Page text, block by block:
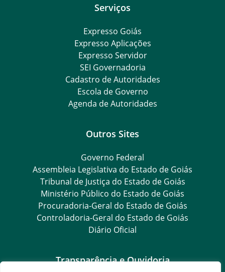
Serviços
Expresso Goiás
Expresso Aplicações
Expresso Servidor
SEI Governadoria
Cadastro de Autoridades
Escola de Governo
Agenda de Autoridades
Outros Sites
Governo Federal
Assembleia Legislativa do Estado de Goiás
Tribunal de Justiça do Estado de Goiás
Ministério Público do Estado de Goiás
Procuradoria-Geral do Estado de Goiás
Controladoria-Geral do Estado de Goiás
Diário Oficial
Transparência e Ouvidoria